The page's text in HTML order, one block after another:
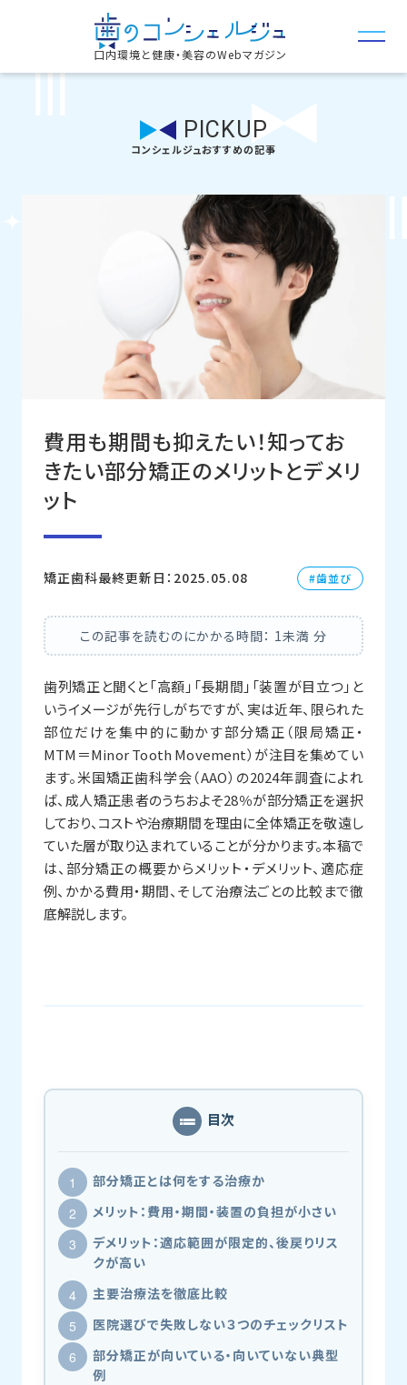
口内環境と健康・美容のWebマガジン
PICKUP
コンシェルジュおすすめの記事
費用も期間も抑えたい！知ってお
きたい部分矯正のメリットとデメリ
ット
矯正歯科最終更新日：2025.05.08 歯並び
この記事を読むのにかかる時間： 1未満 分
歯列矯正と聞くと「高額」「長期間」「装置が目立つ」と
いうイメージが先行しがちですが、実は近年、限られた
部位だけを集中的に動かす部分矯正（限局矯正・
MTM＝Minor Tooth Movement）が注目を集めてい
ます。米国矯正歯科学会（AAO）の2024年調査によれ
ば、成人矯正患者のうちおよそ28％が部分矯正を選択
しており、コストや治療期間を理由に全体矯正を敬遠し
ていた層が取り込まれていることが分かります。本稿で
は、部分矯正の概要からメリット・デメリット、適応症
例、かかる費用・期間、そして治療法ごとの比較まで徹
底解説します。
目次
部分矯正とは何をする治療か
メリット：費用・期間・装置の負担が小さい
デメリット：適応範囲が限定的、後戻りリス
クが高い
主要治療法を徹底比較
医院選びで失敗しない３つのチェックリスト
部分矯正が向いている・向いていない典型
例